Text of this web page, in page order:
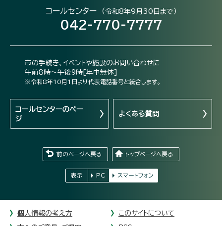
コールセンター （令和8年9月30日まで）
042-770-7777
市の手続き、イベントや施設のお問い合わせに
午前8時～午後9時[年中無休]
※令和8年10月1日より代表電話番号と統合します。
コールセンターのペー
ジ
よくある質問
前のページへ戻る トップページへ戻る
表示 PC スマートフォン
個人情報の考え方 このサイトについて